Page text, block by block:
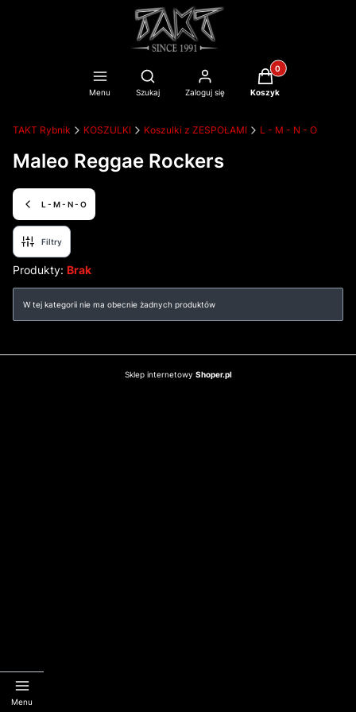
Menu
Otwórz wyszukiwarkę
Szukaj Zaloguj się
Produkty w
Koszyk
TAKT Rybnik KOSZULKI Koszulki z ZESPOŁAMI L - M - N - O
Maleo Reggae Rockers
L - M - N - O
Filtry
Produkty: Brak
Lista produktów
W tej kategorii nie ma obecnie żadnych produktów
Sklep internetowy Shoper.pl
Menu